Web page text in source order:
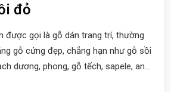
đỏ
được gọi là gỗ dán trang trí, thường
gỗ cứng đẹp, chẳng hạn như gỗ sồi
dương, phong, gỗ tếch, sapele, anh